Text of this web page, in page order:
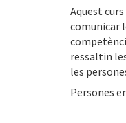
Aquest
comunicar
ressaltin
les
Persones